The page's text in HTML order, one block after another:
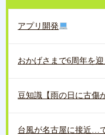
アプリ開発
おかげさまで6周年を
豆知識【雨の日に古傷
台風が名古屋に接近…